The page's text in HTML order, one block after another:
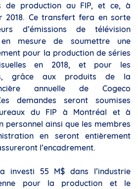
de production au FIP, et ce, à
2018. Ce transfert fera en sorte
d’émissions de télévision
mesure de soumettre une
pour la production de séries
en 2018, et pour les
grâce aux produits de la
annuelle de Cogeco
demandes seront soumises
du FIP à Montréal et à
personnel ainsi que les membres
en seront entièrement
l’encadrement.
investi 55 M$ dans l’industrie
pour la production et le